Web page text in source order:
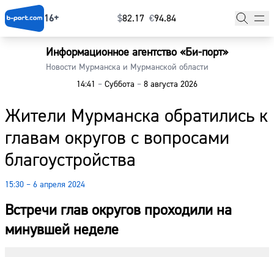
16+ $⁠82.17 €⁠94.84
Информационное агентство «Би-порт»
Новости Мурманска и Мурманской области
14:41 – Суббота – 8 августа 2026
Жители Мурманска обратились к
главам округов с вопросами
благоустройства
15:30 – 6 апреля 2024
Встречи глав округов проходили на
минувшей неделе
Главная
Наши гости
Фоторепортажи
Погода
Курсы валют